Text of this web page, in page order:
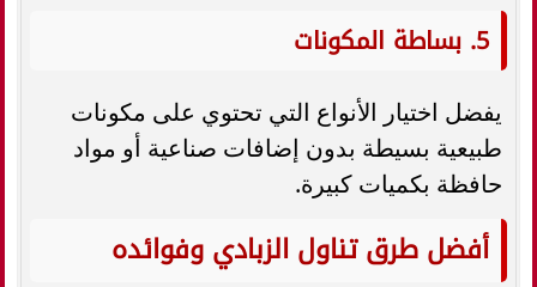
5. بساطة المكونات
يفضل اختيار الأنواع التي تحتوي على مكونات
طبيعية بسيطة بدون إضافات صناعية أو مواد
حافظة بكميات كبيرة.
أفضل طرق تناول الزبادي وفوائده